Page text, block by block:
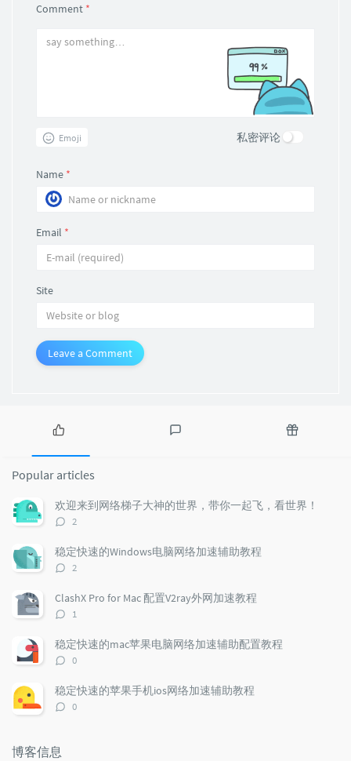
Comment *
Emoji 私密评论
Name *
Email *
Site
Leave a Comment
P
p
u
l
a
r
a
r
t
i
l
e
e
s
c
o
m
t
d
o
Popular articles
欢迎来到网络梯子大神的世界，带你一起飞，看世界！
评
数：
2
稳定快速的Windows电脑网络加速辅助教程
评
数：
2
ClashX Pro for Mac 配置V2ray外网加速教程
评
数：
1
稳定快速的mac苹果电脑网络加速辅助配置教程
评
数：
0
稳定快速的苹果手机ios网络加速辅助教程
评
0
博客信息